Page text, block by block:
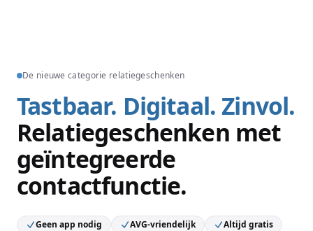
De nieuwe categorie relatiegeschenken
Tastbaar. Digitaal. Zinvol.
Relatiegeschenken met
geïntegreerde
contactfunctie.
Geen app nodig AVG-vriendelijk
Altijd gratis